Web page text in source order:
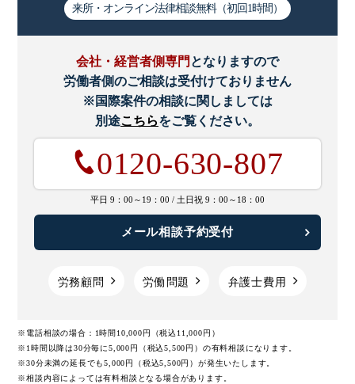
職務怠慢 職務等級制
職場復帰 職種限定合意
育休 育休法
育児・介護休業
育児介護休業法
育児休業 能力不足
自殺未遂 自然退職
来所・オンライン法律相談無料（初回1時間）
会社・経営者側専門 となりますので
労働者側のご相談は受付けておりません
※国際案件の相談に関しましては
別途こちらをご覧ください。
0120-630-807
平日 9：00～19：00 / 土日祝 9：00～18：00
メール相談予約受付
労務顧問 労働問題 弁護士費用
※電話相談の場合：1時間10,000円（税込11,000円）
※1時間以降は30分毎に5,000円（税込5,500円）の有料相談になります。
※30分未満の延長でも5,000円（税込5,500円）が発生いたします。
※相談内容によっては有料相談となる場合があります。